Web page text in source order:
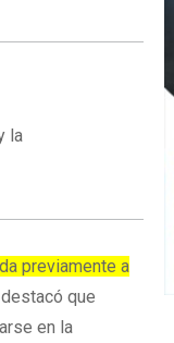
la
previamente a
que
en la